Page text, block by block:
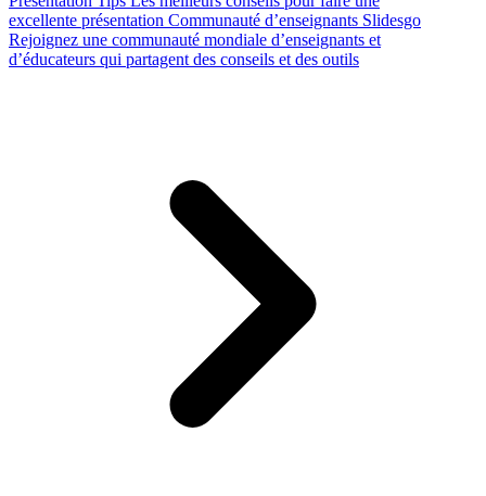
excellente présentation Communauté d’enseignants Slidesgo
Rejoignez une communauté mondiale d’enseignants et
d’éducateurs qui partagent des conseils et des outils